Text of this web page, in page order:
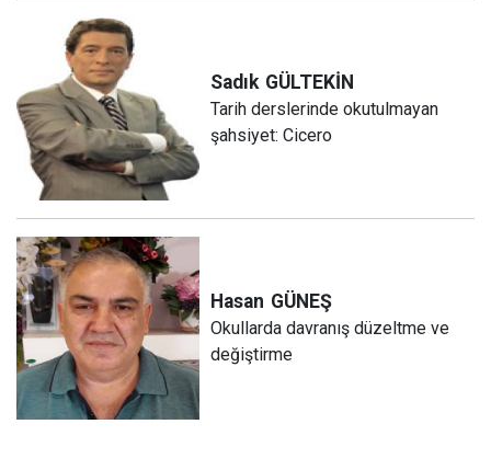
Sadık GÜLTEKİN
Tarih derslerinde okutulmayan
şahsiyet: Cicero
Hasan GÜNEŞ
Okullarda davranış düzeltme ve
değiştirme